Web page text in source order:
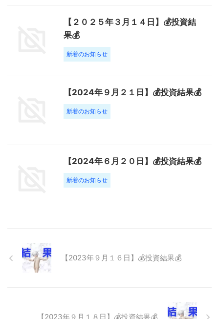
【２０２５年３月１４日】💰投資結
果💰
新着のお知らせ
【2024年９月２１日】💰投資結果💰
新着のお知らせ
【2024年６月２０日】💰投資結果💰
新着のお知らせ
【2023年９月１６日】💰投資結果💰
【2023年９月１８日】💰投資結果💰